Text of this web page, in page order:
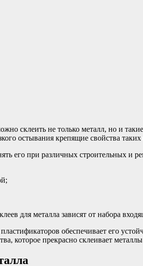
склеить не только металл, но и
остывания крепящие свойства
его при различных строительных и
для металла зависят от набора
обеспечивает его
которое прекрасно склеивает